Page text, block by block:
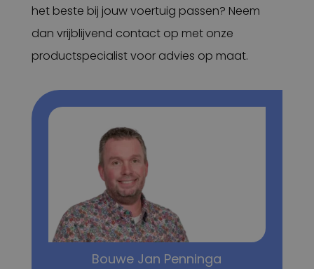
het beste bij jouw voertuig passen? Neem
dan vrijblijvend contact op met onze
productspecialist voor advies op maat.
Bouwe Jan Penninga